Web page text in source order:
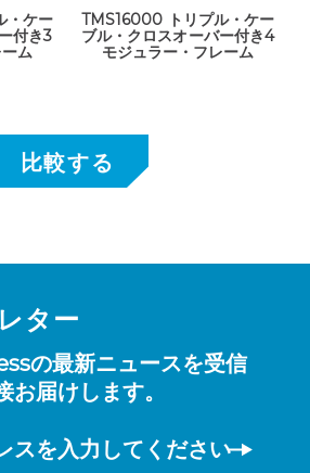
・ケー
付き3
ム
TMS16000 トリプル・ケー
ブル・クロスオーバー付き4
モジュラー・フレーム
ター
の最新ニュースを受信
お届けします。
スを入力してください